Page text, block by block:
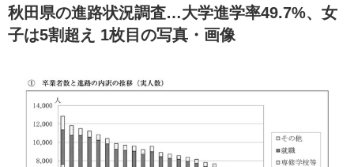
秋田県の進路状況調査…大学進学率49.7%、女
子は5割超え 1枚目の写真・画像